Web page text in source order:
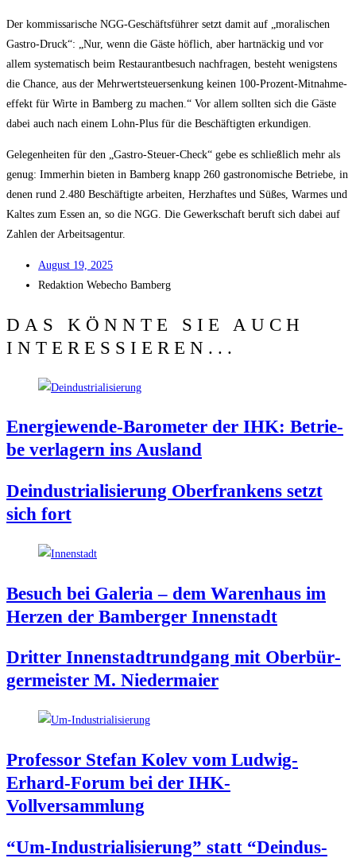
Der kom­mis­sa­ri­sche NGG-Geschäfts­füh­rer setzt damit auf „mora­li­schen
Gas­tro-Druck“: „Nur, wenn die Gäs­te höf­lich, aber hart­nä­ckig und vor
allem sys­te­ma­tisch beim Restau­rant­be­such nach­fra­gen, besteht wenigs­tens
die Chan­ce, aus der Mehr­wert­steu­er­sen­kung kei­nen 100-Pro­zent-Mit­nah­me­
ef­fekt für Wir­te in Bam­berg zu machen.“ Vor allem soll­ten sich die Gäs­te
dabei auch nach einem Lohn-Plus für die Beschäf­tig­ten erkundigen.
Gele­gen­hei­ten für den „Gas­tro-Steu­er-Check“ gebe es schließ­lich mehr als
genug: Immer­hin bie­ten in Bam­berg knapp 260 gas­tro­no­mi­sche Betrie­be, in
denen rund 2.480 Beschäf­tig­te arbei­ten, Herz­haf­tes und Süßes, War­mes und
Kal­tes zum Essen an, so die NGG. Die Gewerk­schaft beruft sich dabei auf
Zah­len der Arbeitsagentur.
August 19, 2025
Redak­ti­on Web­echo Bamberg
DAS KÖNNTE SIE AUCH
INTERESSIEREN...
Ener­gie­wen­de-Baro­me­ter der IHK: Betrie­
be ver­la­gern ins Ausland
Deindus­tria­li­sie­rung Ober­fran­kens setzt
sich fort
Besuch bei Gale­ria – dem Waren­haus im
Her­zen der Bam­ber­ger Innenstadt
Drit­ter Innen­stadt­rund­gang mit Ober­bür­
ger­meis­ter M. Niedermaier
Pro­fes­sor Ste­fan Kolev vom Lud­wig-
Erhard-Forum bei der IHK-
Vollversammlung
“Um-Indus­tria­li­sie­rung” statt “Deindus­